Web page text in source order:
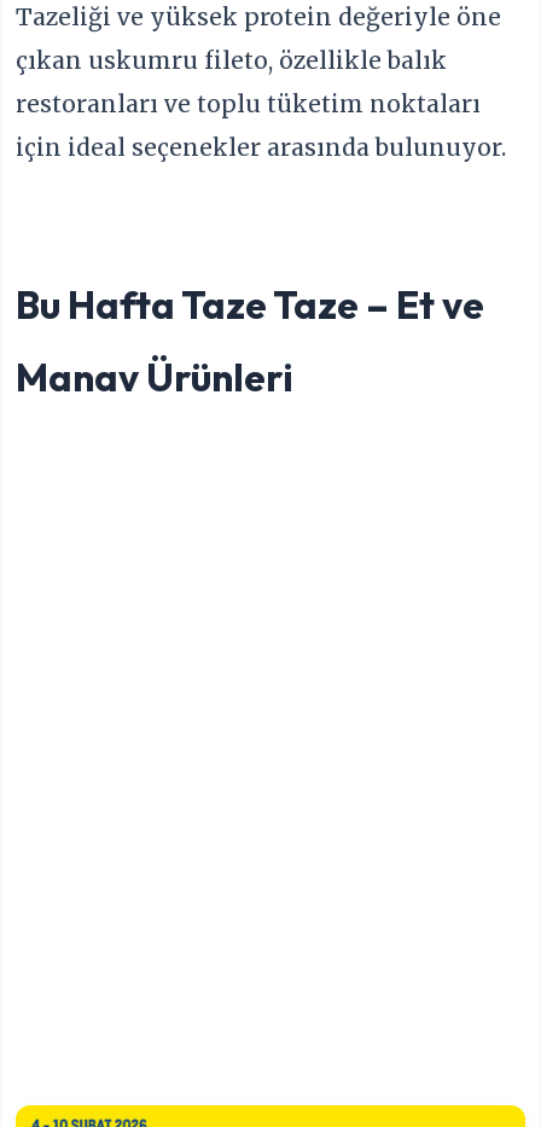
Tazeliği ve yüksek protein değeriyle öne
çıkan uskumru fileto, özellikle balık
restoranları ve toplu tüketim noktaları
için ideal seçenekler arasında bulunuyor.
Bu Hafta Taze Taze – Et ve
Manav Ürünleri